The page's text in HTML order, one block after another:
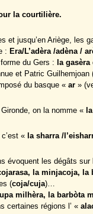
la courtilière.
et jusqu’en Ariège, les
: Era/L’adèra /adèna /
du Gers : la gasèra
et Patric
du basque «ar »
on la nomme «
« la sharra /
évoquent les dégâts
la minjacoja, la
(coja/cuja)…
milhèra, la barbòta
certaines régions l’ «